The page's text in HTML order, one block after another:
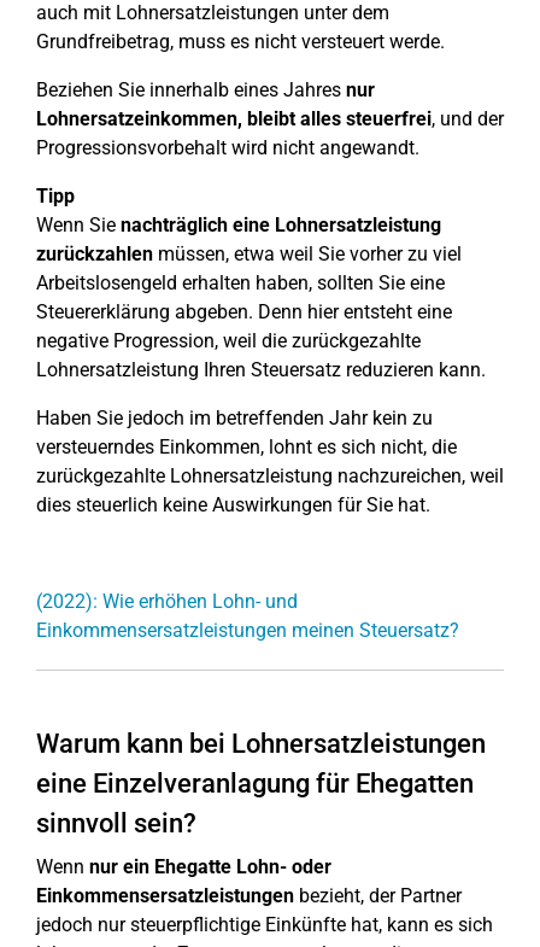
auch mit Lohnersatzleistungen unter dem
Grundfreibetrag, muss es nicht versteuert werde.
Beziehen Sie innerhalb eines Jahres nur
Lohnersatzeinkommen, bleibt alles steuerfrei, und der
Progressionsvorbehalt wird nicht angewandt.
Tipp
Wenn Sie nachträglich eine Lohnersatzleistung
zurückzahlen müssen, etwa weil Sie vorher zu viel
Arbeitslosengeld erhalten haben, sollten Sie eine
Steuererklärung abgeben. Denn hier entsteht eine
negative Progression, weil die zurückgezahlte
Lohnersatzleistung Ihren Steuersatz reduzieren kann.
Haben Sie jedoch im betreffenden Jahr kein zu
versteuerndes Einkommen, lohnt es sich nicht, die
zurückgezahlte Lohnersatzleistung nachzureichen, weil
dies steuerlich keine Auswirkungen für Sie hat.
(2022): Wie erhöhen Lohn- und
Einkommensersatzleistungen meinen Steuersatz?
Warum kann bei Lohnersatzleistungen
eine Einzelveranlagung für Ehegatten
sinnvoll sein?
Wenn nur ein Ehegatte Lohn- oder
Einkommensersatzleistungen bezieht, der Partner
jedoch nur steuerpflichtige Einkünfte hat, kann es sich